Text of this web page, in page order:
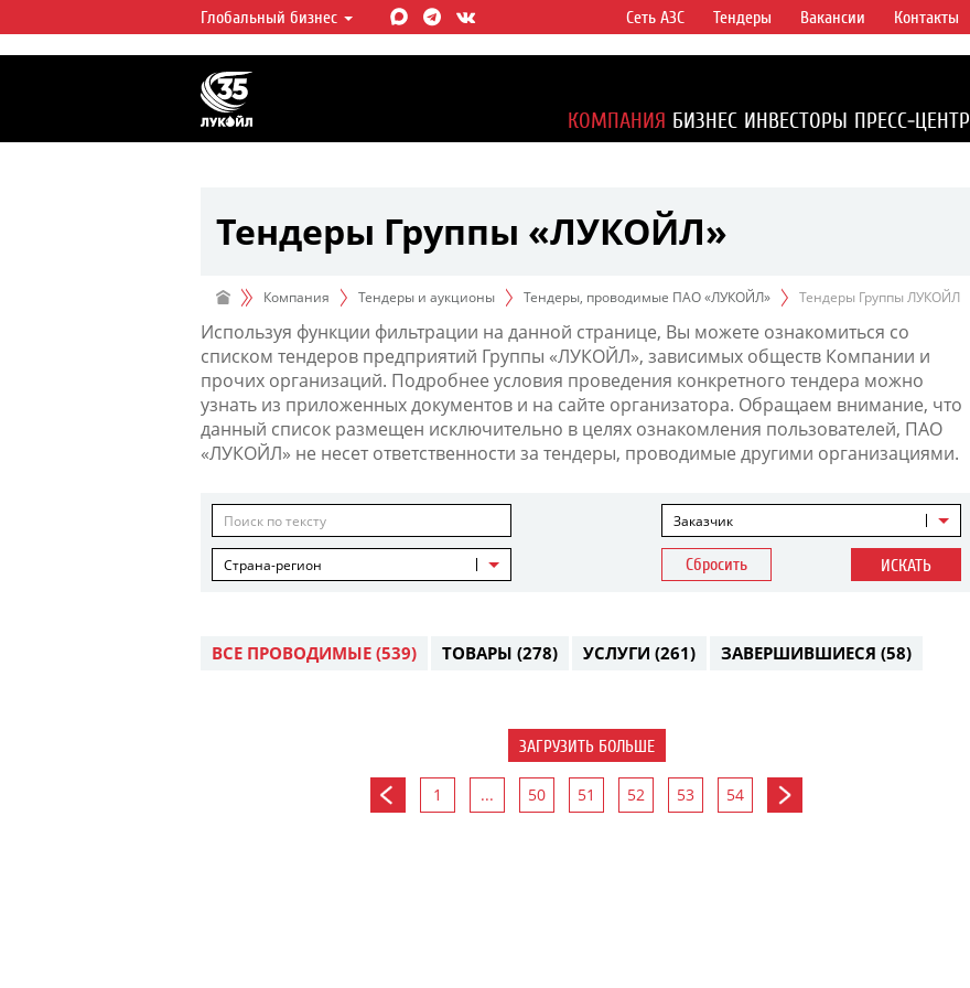
ЛУКОЙЛ СЕГОДНЯ
ЛУКОЙЛ — одна из крупнейших вертикально
интегрированных нефтегазовых компаний в
мире, на долю которой приходится более 2%
мировой добычи нефти и около 1% доказанных
Глобальный бизнес Сеть АЗС Тендеры Вакансии Контакты
КОМПАНИЯ БИЗНЕС ИНВЕСТОРЫ ПРЕСС-ЦЕНТР
Тендеры Группы «ЛУКОЙЛ»
Компания Тендеры и аукционы Тендеры, проводимые ПАО «ЛУКОЙЛ» Тендеры Группы ЛУКОЙЛ
Используя функции фильтрации на данной странице, Вы можете ознакомиться со
списком тендеров предприятий Группы «ЛУКОЙЛ», зависимых обществ Компании и
прочих организаций. Подробнее условия проведения конкретного тендера можно
узнать из приложенных документов и на сайте организатора. Обращаем внимание, что
данный список размещен исключительно в целях ознакомления пользователей, ПАО
«ЛУКОЙЛ» не несет ответственности за тендеры, проводимые другими организациями.
Заказчик
Страна-регион Сбросить ИСКАТЬ
ВСЕ ПРОВОДИМЫЕ (539) ТОВАРЫ (278) УСЛУГИ (261) ЗАВЕРШИВШИЕСЯ (58)
ЗАГРУЗИТЬ БОЛЬШЕ
1 ... 50 51 52 53 54